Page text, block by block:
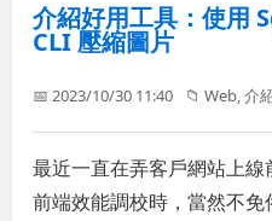
介紹好用工具：使用
CLI 壓縮圖片
📅 2023/10/30 11:40 📁Web,介
最近一直在弄客戶網站上
前端效能調校時，當然不免